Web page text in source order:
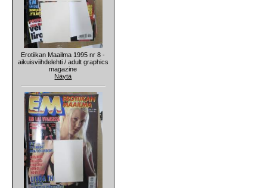
Erotiikan Maailma 1995 nr 8 -
aikuisviihdelehti / adult graphics
magazine
Näytä